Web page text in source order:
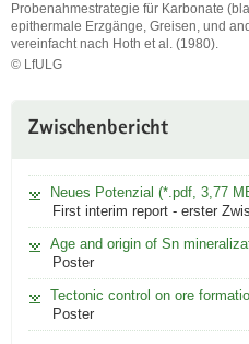
Probenahmestrategie für Karbonate
epithermale Erzgänge, Greisen, und
vereinfacht nach Hoth et al. (1980).
© LfULG
Karbonate
Pb-
Zn-
epithermale
Erzgänge,
Greisen,
und
Zwischenbericht
Neues Potenzial (*.pdf, 3,77
First interim report - erster
Age and origin of Sn
Poster
Tectonic control on ore
Poster